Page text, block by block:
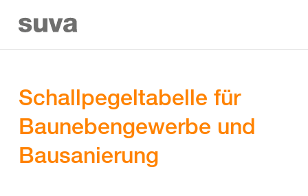
Schallpegeltabelle für
Baunebengewerbe und
Bausanierung